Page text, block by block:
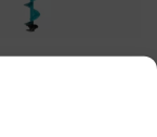
jääkaira